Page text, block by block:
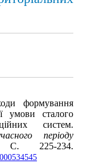
формування
умови сталого
систем.
періоду
225-234.